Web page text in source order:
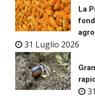
La
31 Luglio 2026